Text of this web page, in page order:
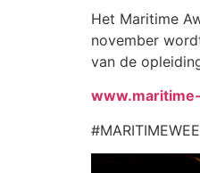
Het Maritime
november
van de